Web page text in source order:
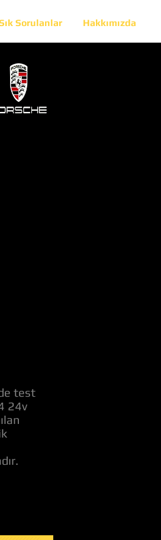
Sorulanlar Hakkımızda
test
24v